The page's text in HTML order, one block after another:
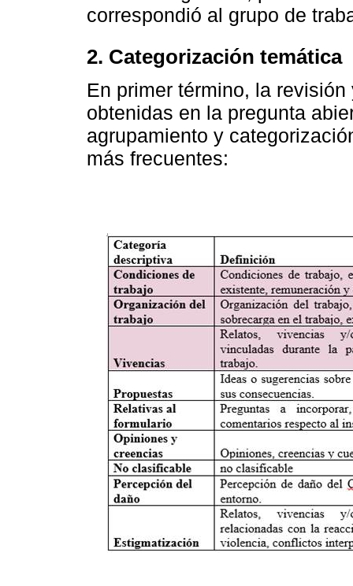
correspondió al grupo de
2. Categorización temática
En primer término, la
obtenidas en la pregunta
agrupamiento y
más frecuentes: